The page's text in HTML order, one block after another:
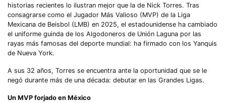
historias recientes lo ilustran mejor que la de Nick Torres. Tras
consagrarse como el Jugador Más Valioso (MVP) de la Liga
Mexicana de Beisbol (LMB) en 2025, el estadounidense ha cambiado
el uniforme guinda de los Algodoneros de Unión Laguna por las
rayas más famosas del deporte mundial: ha firmado con los Yanquis
de Nueva York.
A sus 32 años, Torres se encuentra ante la oportunidad que se le
negó durante más de una década: debutar en las Grandes Ligas.
Un MVP forjado en México